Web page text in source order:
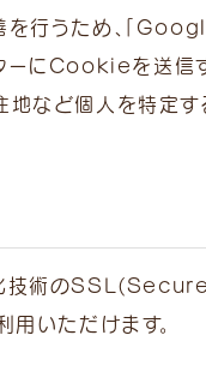
行うため、「
ーにCookieを送信
地など個人を特定
化技術の
用いただけます。